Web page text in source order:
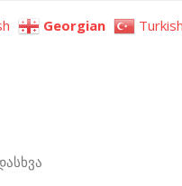
Georgian Turkish